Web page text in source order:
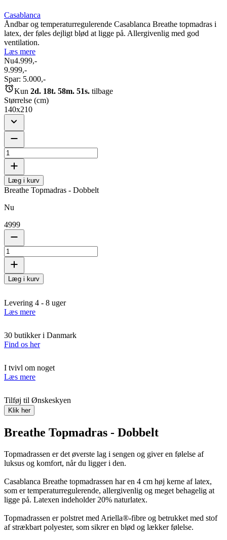
Casablanca
Åndbar og temperaturregulerende Casablanca Breathe topmadras i
latex, der føles dejligt blød at ligge på. Allergivenlig med god
ventilation.
Læs mere
Nu4.999,-
9.999,-
Spar: 5.000,-
Kun 2d. 18t. 58m. 51s. tilbage
Størrelse (cm)
140x210
Læg i kurv
Breathe Topmadras - Dobbelt
Nu
4999
Læg i kurv
Levering 4 - 8 uger
Læs mere
30 butikker i Danmark
Find os her
I tvivl om noget
Læs mere
Tilføj til Ønskeskyen
Klik her
Breathe Topmadras - Dobbelt
Topmadrassen er det øverste lag i sengen og giver en følelse af
luksus og komfort, når du ligger i den.
Casablanca Breathe topmadrassen har en 4 cm høj kerne af latex,
som er temperaturregulerende, allergivenlig og meget behagelig at
ligge på. Latexen indeholder 20% naturlatex.
Topmadrassen er polstret med Ariella®-fibre og betrukket med stof
af strækbart polyester, som sikrer en blød og lækker følelse.